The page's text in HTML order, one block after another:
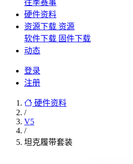
往季赛事
硬件资料
资源下载 资源
软件下载 固件下载
动态
登录
注册
硬件资料
/
V5
/
坦克履带套装